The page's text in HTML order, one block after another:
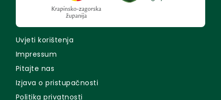
Uvjeti korištenja
Impressum
Pitajte nas
Izjava o pristupačnosti
Politika privatnosti